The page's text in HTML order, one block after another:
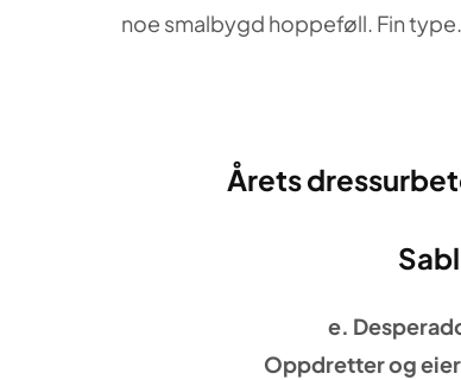
noe smalbygd hoppeføll. Fin
Årets
e.
Oppdretter og